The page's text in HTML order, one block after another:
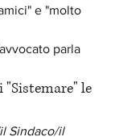
e "molto
parla
"Sistemare" le
Sindaco/il